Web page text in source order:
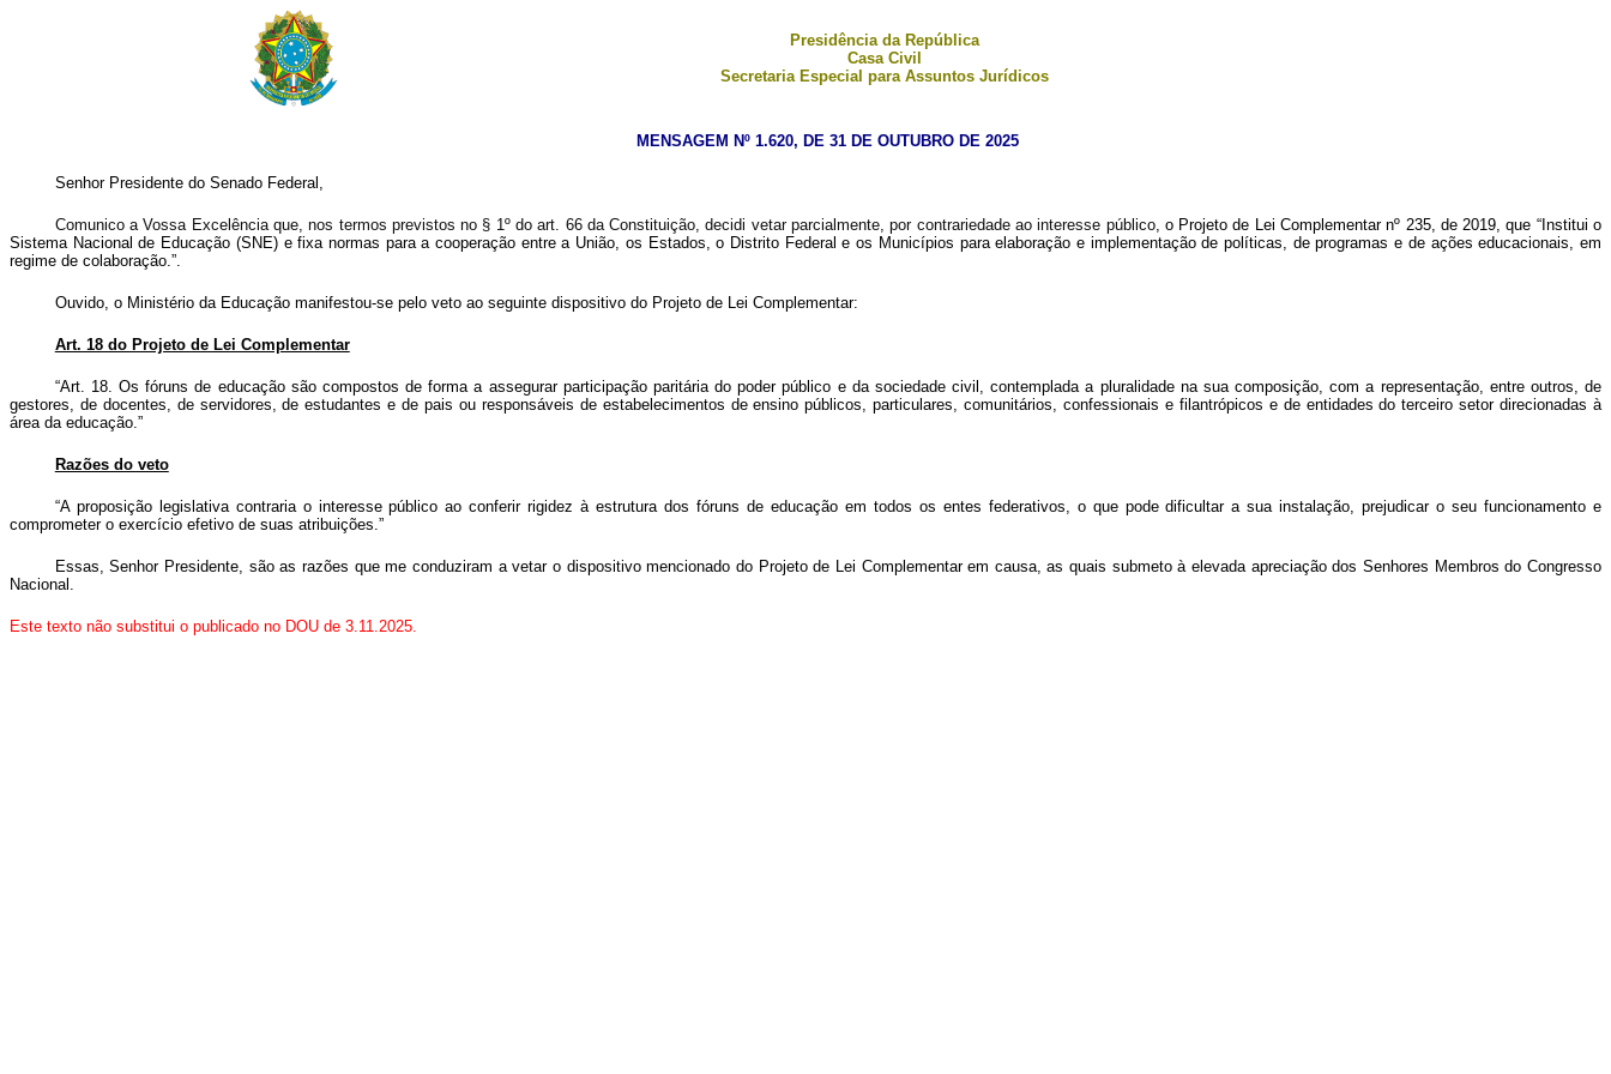
Presidência da República
Casa Civil
Secretaria Especial para Assuntos Jurídicos
MENSAGEM Nº 1.620, DE 31 DE OUTUBRO DE 2025
Senhor Presidente do Senado Federal,
Comunico a Vossa Excelência que, nos termos previstos no § 1º do art. 66 da Constituição, decidi vetar parcialmente, por contrariedade ao interesse público, o Projeto de Lei Complementar nº 235, de 2019, que “Institui o
Sistema Nacional de Educação (SNE) e fixa normas para a cooperação entre a União, os Estados, o Distrito Federal e os Municípios para elaboração e implementação de políticas, de programas e de ações educacionais, em
regime de colaboração.”.
Ouvido, o Ministério da Educação manifestou-se pelo veto ao seguinte dispositivo do Projeto de Lei Complementar:
Art. 18 do Projeto de Lei Complementar
“Art. 18. Os fóruns de educação são compostos de forma a assegurar participação paritária do poder público e da sociedade civil, contemplada a pluralidade na sua composição, com a representação, entre outros, de
gestores, de docentes, de servidores, de estudantes e de pais ou responsáveis de estabelecimentos de ensino públicos, particulares, comunitários, confessionais e filantrópicos e de entidades do terceiro setor direcionadas à
área da educação.”
Razões do veto
“A proposição legislativa contraria o interesse público ao conferir rigidez à estrutura dos fóruns de educação em todos os entes federativos, o que pode dificultar a sua instalação, prejudicar o seu funcionamento e
comprometer o exercício efetivo de suas atribuições.”
Essas, Senhor Presidente, são as razões que me conduziram a vetar o dispositivo mencionado do Projeto de Lei Complementar em causa, as quais submeto à elevada apreciação dos Senhores Membros do Congresso
Nacional.
Este texto não substitui o publicado no DOU de 3.11.2025.